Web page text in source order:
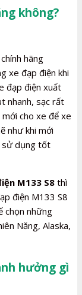
không?
chính hãng
xe đạp điện khi
đạp điện xuất
nhanh, sạc rất
cho xe để xe
như khi mới
sử dụng tốt
M133 S8thì
điện M133 S8
chọn những
Năng, Alaska,
hưởng gì